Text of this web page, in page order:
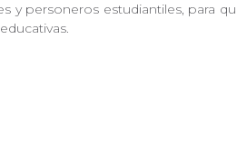
y personeros estudiantiles,